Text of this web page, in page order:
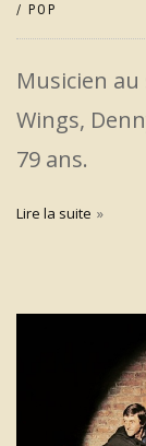
/ POP
Musicien
Wings,
79 ans.
Lire la suite